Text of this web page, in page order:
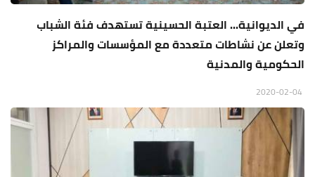
في الديوانية... العتبة الحسينية تستهدف فئة الشباب
وتعلن عن نشاطات متعددة مع المؤسسات والمراكز
الحكومية والمدنية